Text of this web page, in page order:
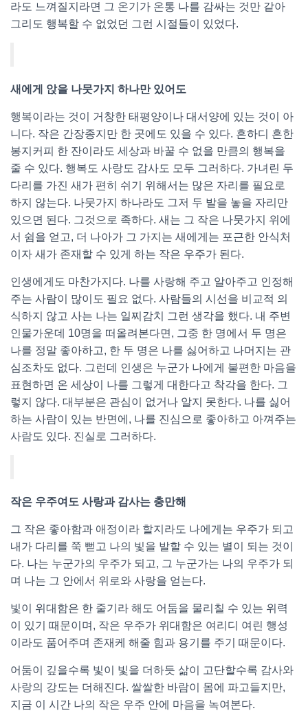
라도 느껴질지라면 그 온기가 온통 나를 감싸는 것만 같아
그리도 행복할 수 없었던 그런 시절들이 있었다.
새에게 앉을 나뭇가지 하나만 있어도
행복이라는 것이 거창한 태평양이나 대서양에 있는 것이 아
니다. 작은 간장종지만 한 곳에도 있을 수 있다. 흔하디 흔한
봉지커피 한 잔이라도 세상과 바꿀 수 없을 만큼의 행복을
줄 수 있다. 행복도 사랑도 감사도 모두 그러하다. 가녀린 두
다리를 가진 새가 편히 쉬기 위해서는 많은 자리를 필요로
하지 않는다. 나뭇가지 하나라도 그저 두 발을 놓을 자리만
있으면 된다. 그것으로 족하다. 새는 그 작은 나뭇가지 위에
서 쉼을 얻고, 더 나아가 그 가지는 새에게는 포근한 안식처
이자 새가 존재할 수 있게 하는 작은 우주가 된다.
인생에게도 마찬가지다. 나를 사랑해 주고 알아주고 인정해
주는 사람이 많이도 필요 없다. 사람들의 시선을 비교적 의
식하지 않고 사는 나는 일찌감치 그런 생각을 했다. 내 주변
인물가운데 10명을 떠올려본다면, 그중 한 명에서 두 명은
나를 정말 좋아하고, 한 두 명은 나를 싫어하고 나머지는 관
심조차도 없다. 그런데 인생은 누군가 나에게 불편한 마음을
표현하면 온 세상이 나를 그렇게 대한다고 착각을 한다. 그
렇지 않다. 대부분은 관심이 없거나 알지 못한다. 나를 싫어
하는 사람이 있는 반면에, 나를 진심으로 좋아하고 아껴주는
사람도 있다. 진실로 그러하다.
작은 우주여도 사랑과 감사는 충만해
그 작은 좋아함과 애정이라 할지라도 나에게는 우주가 되고
내가 다리를 쭉 뻗고 나의 빛을 발할 수 있는 별이 되는 것이
다. 나는 누군가의 우주가 되고, 그 누군가는 나의 우주가 되
며 나는 그 안에서 위로와 사랑을 얻는다.
빛이 위대함은 한 줄기라 해도 어둠을 물리칠 수 있는 위력
이 있기 때문이며, 작은 우주가 위대함은 여리디 여린 행성
이라도 품어주며 존재케 해줄 힘과 용기를 주기 때문이다.
어둠이 깊을수록 빛이 빛을 더하듯 삶이 고단할수록 감사와
사랑의 강도는 더해진다. 쌀쌀한 바람이 몸에 파고들지만,
지금 이 시간 나의 작은 우주 안에 마음을 녹여본다.